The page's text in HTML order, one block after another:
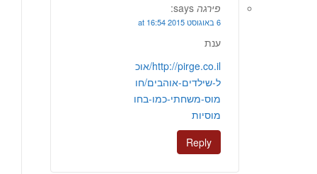
פירגה says:
6 באוגוסט 2015 at 16:54
ענת
http://pirge.co.il/אוכ
ל-שילדים-אוהבים/חו
מוס-משחתי-כמו-בחו
מוסיות
Reply